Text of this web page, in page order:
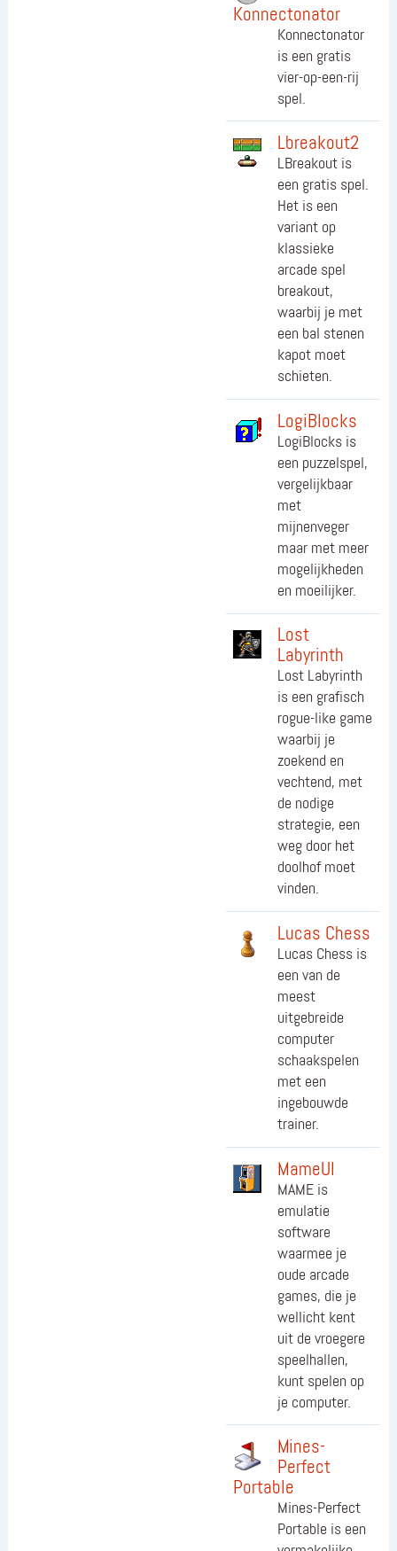
Konnectonator
Konnectonator
is een gratis
vier-op-een-rij
spel.
Lbreakout2
LBreakout is
een gratis spel.
Het is een
variant op
klassieke
arcade spel
breakout,
waarbij je met
een bal stenen
kapot moet
schieten.
LogiBlocks
LogiBlocks is
een puzzelspel,
vergelijkbaar
met
mijnenveger
maar met meer
mogelijkheden
en moeilijker.
Lost
Labyrinth
Lost Labyrinth
is een grafisch
rogue-like game
waarbij je
zoekend en
vechtend, met
de nodige
strategie, een
weg door het
doolhof moet
vinden.
Lucas Chess
Lucas Chess is
een van de
meest
uitgebreide
computer
schaakspelen
met een
ingebouwde
trainer.
MameUI
MAME is
emulatie
software
waarmee je
oude arcade
games, die je
wellicht kent
uit de vroegere
speelhallen,
kunt spelen op
je computer.
Mines-
Perfect
Portable
Mines-Perfect
Portable is een